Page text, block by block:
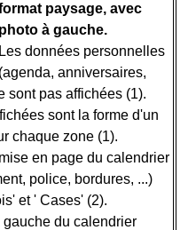
paysage, avec
photo à gauche.
Les données personnelles
(agenda, anniversaires,
sont pas affichées (1).
sont la forme d'un
chaque zone (1).
en page du calendrier
police, bordures, ...)
et ' Cases' (2).
du calendrier